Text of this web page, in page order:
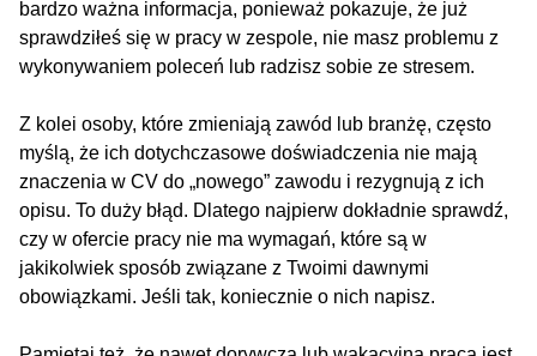
bardzo ważna informacja, ponieważ pokazuje, że już
sprawdziłeś się w pracy w zespole, nie masz problemu z
wykonywaniem poleceń lub radzisz sobie ze stresem.
Z kolei osoby, które zmieniają zawód lub branżę, często
myślą, że ich dotychczasowe doświadczenia nie mają
znaczenia w CV do „nowego” zawodu i rezygnują z ich
opisu. To duży błąd. Dlatego najpierw dokładnie sprawdź,
czy w ofercie pracy nie ma wymagań, które są w
jakikolwiek sposób związane z Twoimi dawnymi
obowiązkami. Jeśli tak, koniecznie o nich napisz.